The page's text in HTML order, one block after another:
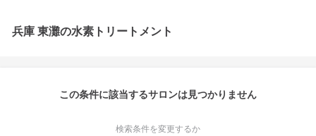
兵庫 東灘の水素トリートメント
この条件に該当するサロンは見つかりません
検索条件を変更するか